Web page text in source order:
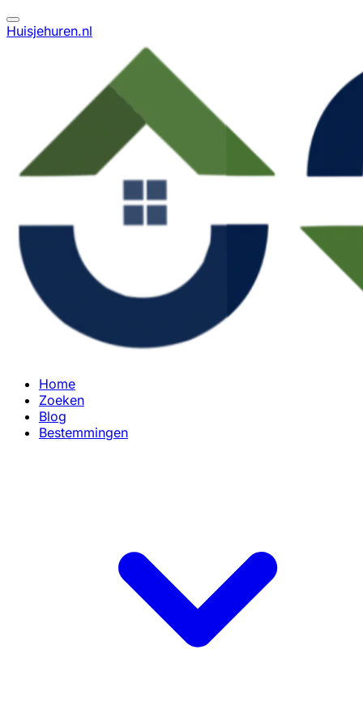
Huisjehuren.nl
Home
Zoeken
Blog
Bestemmingen